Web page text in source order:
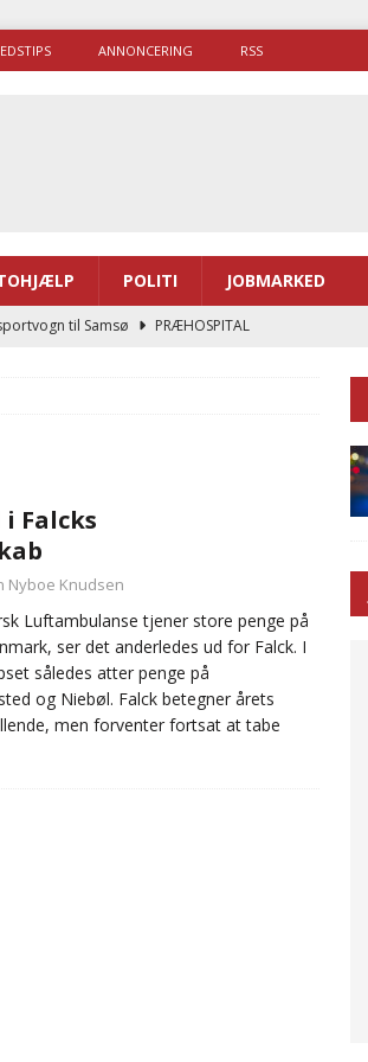
ANNONCERING RSS
POLITI JOBMARKED
til Samsø
PRÆHOSPITAL
mens Falcks andel fortsætter
Falcks
Nyboe Knudsen
Luftambulanse tjener store penge på
ser det anderledes ud for Falck. I
således atter penge på
og Niebøl. Falck betegner årets
men forventer fortsat at tabe